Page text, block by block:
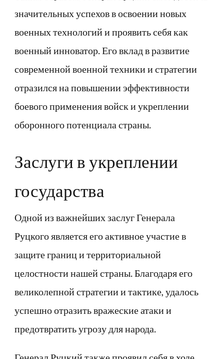
значительных успехов в освоении новых
военных технологий и проявить себя как
военный инноватор. Его вклад в развитие
современной военной техники и стратегии
отразился на повышении эффективности
боевого применения войск и укреплении
оборонного потенциала страны.
Заслуги в укреплении
государства
Одной из важнейших заслуг Генерала
Руцкого является его активное участие в
защите границ и территориальной
целостности нашей страны. Благодаря его
великолепной стратегии и тактике, удалось
успешно отразить вражеские атаки и
предотвратить угрозу для народа.